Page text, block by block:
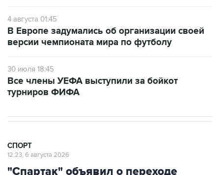
4 августа 01:45
В Европе задумались об организации своей
версии чемпионата мира по футболу
30 июля 18:45
Все члены УЕФА выступили за бойкот
турниров ФИФА
СПОРТ
12:23, 6 августа 2026
"Спартак" объявил о переходе